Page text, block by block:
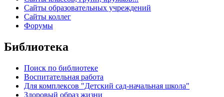
Сайты образовательных учреждений
Сайты коллег
Форумы
Библиотека
Поиск по библиотеке
Воспитательная работа
Для комплексов "Детский сад-начальная школа"
Здоровый образ жизни